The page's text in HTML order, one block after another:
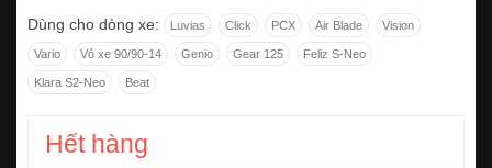
Dùng cho dòng xe: Luvias Click PCX Air Blade Vision
Vario Vỏ xe 90/90-14 Genio Gear 125 Feliz S-Neo
Klara S2-Neo Beat
Hết hàng